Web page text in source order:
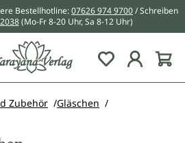
Bestellhotline:07626 974 9700/ Schreiben
(Mo-Fr 8-20 Uhr, Sa 8-12 Uhr)
Du hast 0
Zubehör
Gläschen